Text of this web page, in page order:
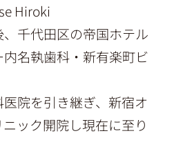
Hiroki
千代田区の帝国ホテル
名執歯科・新有楽町ビ
院を引き継ぎ、新宿オ
ック開院し現在に至り